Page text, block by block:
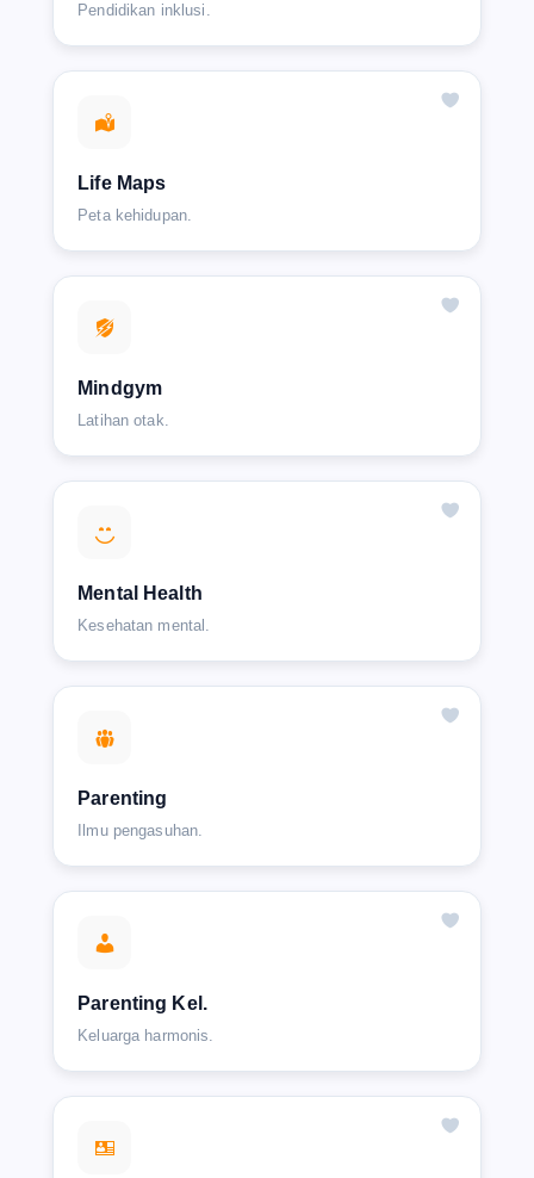
Pendidikan inklusi.
Life Maps
Peta kehidupan.
Mindgym
Latihan otak.
Mental Health
Kesehatan mental.
Parenting
Ilmu pengasuhan.
Parenting Kel.
Keluarga harmonis.